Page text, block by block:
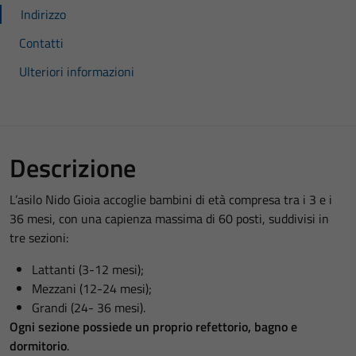
Indirizzo
Contatti
Ulteriori informazioni
Descrizione
L’asilo Nido Gioia accoglie bambini di età compresa tra i 3 e i
36 mesi, con una capienza massima di 60 posti, suddivisi in
tre sezioni:
Lattanti (3-12 mesi);
Mezzani (12-24 mesi);
Grandi (24- 36 mesi).
Ogni sezione possiede un proprio refettorio, bagno e
dormitorio.